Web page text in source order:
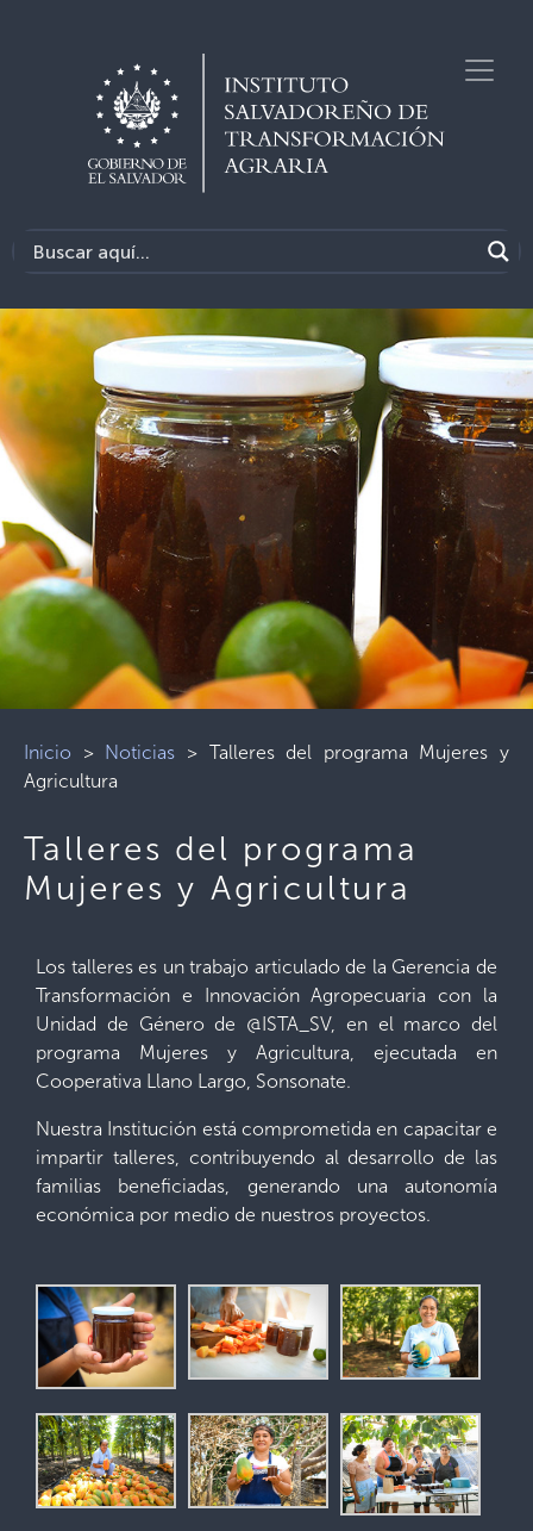
Inicio > Noticias > Talleres del programa Mujeres y
Agricultura
Talleres del programa
Mujeres y Agricultura
Los talleres es un trabajo articulado de la Gerencia de
Transformación e Innovación Agropecuaria con la
Unidad de Género de @ISTA_SV, en el marco del
programa Mujeres y Agricultura, ejecutada en
Cooperativa Llano Largo, Sonsonate.
Nuestra Institución está comprometida en capacitar e
impartir talleres, contribuyendo al desarrollo de las
familias beneficiadas, generando una autonomía
económica por medio de nuestros proyectos.